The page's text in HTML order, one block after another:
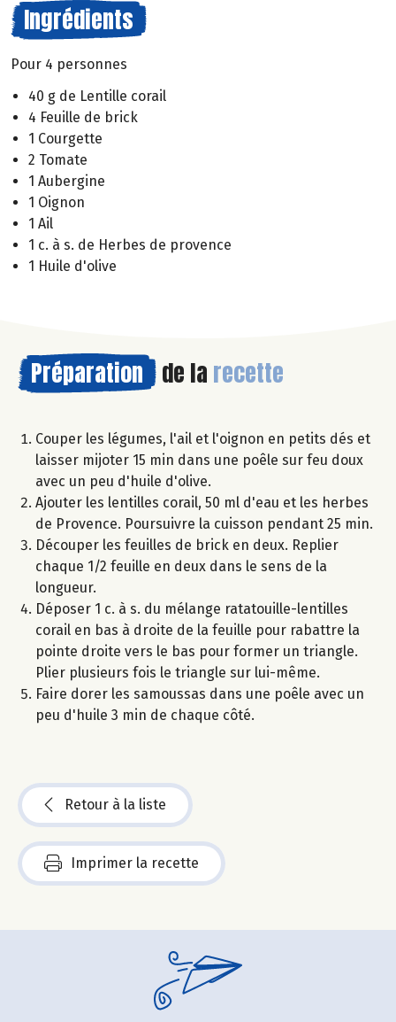
Ingrédients
Pour 4 personnes
40 g de Lentille corail
4 Feuille de brick
1 Courgette
2 Tomate
1 Aubergine
1 Oignon
1 Ail
1 c. à s. de Herbes de provence
1 Huile d'olive
Préparation de la recette
Couper les légumes, l'ail et l'oignon en petits dés et
laisser mijoter 15 min dans une poêle sur feu doux
avec un peu d'huile d'olive.
Ajouter les lentilles corail, 50 ml d'eau et les herbes
de Provence. Poursuivre la cuisson pendant 25 min.
Découper les feuilles de brick en deux. Replier
chaque 1/2 feuille en deux dans le sens de la
longueur.
Déposer 1 c. à s. du mélange ratatouille-lentilles
corail en bas à droite de la feuille pour rabattre la
pointe droite vers le bas pour former un triangle.
Plier plusieurs fois le triangle sur lui-même.
Faire dorer les samoussas dans une poêle avec un
peu d'huile 3 min de chaque côté.
Retour à la liste
Imprimer la recette